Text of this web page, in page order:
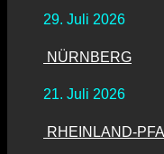
29. Juli 2026
NÜRNBERG
21. Juli 2026
RHEINLAND-